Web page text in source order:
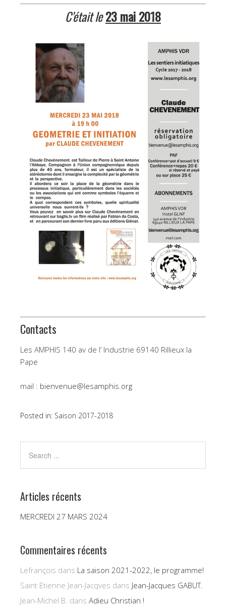
C’était le23 mai 2018
Contacts
Les AMPHIS 140 av de l’ Industrie 69140 Rillieux la
Pape
mail : bienvenue@lesamphis.org
Posted in: Saison 2017-2018
Articles récents
MERCREDI 27 MARS 2024
Commentaires récents
Lefrançois dans La saison 2021-2022, le programme!
Saint Etienne Jean-Jacqves dans Jean-Jacques GABUT.
Jean-Michel B. dans Adieu Christian !